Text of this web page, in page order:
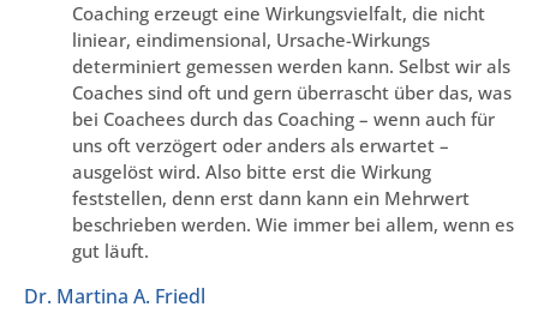
Coaching erzeugt eine Wirkungsvielfalt, die nicht
liniear, eindimensional, Ursache-Wirkungs
determiniert gemessen werden kann. Selbst wir als
Coaches sind oft und gern überrascht über das, was
bei Coachees durch das Coaching – wenn auch für
uns oft verzögert oder anders als erwartet –
ausgelöst wird. Also bitte erst die Wirkung
feststellen, denn erst dann kann ein Mehrwert
beschrieben werden. Wie immer bei allem, wenn es
gut läuft.
Dr. Martina A. Friedl